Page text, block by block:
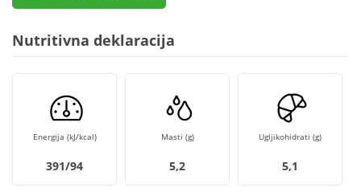
Nutritivna deklaracija
Energija (kJ/kcal)
391/94
Masti (g)
5,2
Ugljikohidrati (g)
5,1